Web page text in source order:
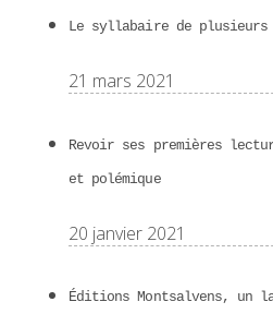
Le syllabaire de plusieurs
21 mars 2021
Revoir ses premières
et polémique
20 janvier 2021
Éditions Montsalvens, un